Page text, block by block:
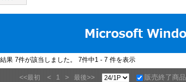
果 7件が該当しました。 7件中1 - 7 件を表示
<<最初 < 1 > 最後>> 販売終了商